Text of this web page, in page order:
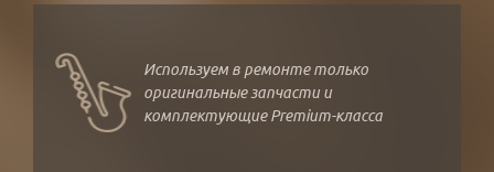
Используем в ремонте только
оригинальные запчасти и
комплектующие Premium-класса